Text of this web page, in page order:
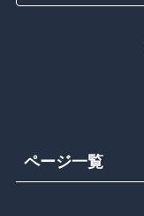
ページ一覧